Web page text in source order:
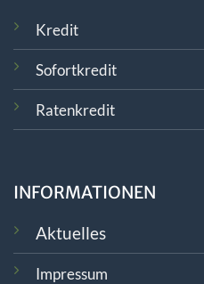
Kredit
Sofortkredit
Ratenkredit
INFORMATIONEN
Aktuelles
Impressum